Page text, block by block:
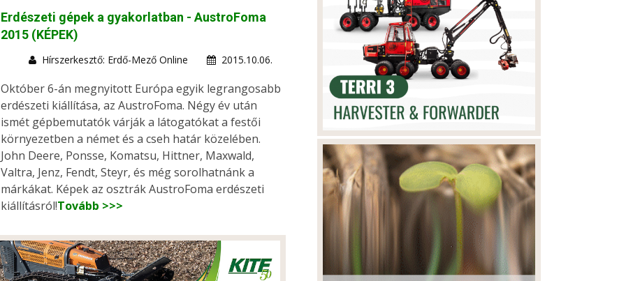
Erdészeti gépek a gyakorlatban - AustroFoma
2015 (KÉPEK)
Hírszerkesztő: Erdő-Mező Online 2015.10.06.
Október 6-án megnyitott Európa egyik legrangosabb
erdészeti kiállítása, az AustroFoma. Négy év után
ismét gépbemutatók várják a látogatókat a festői
környezetben a német és a cseh határ közelében.
John Deere, Ponsse, Komatsu, Hittner, Maxwald,
Valtra, Jenz, Fendt, Steyr, és még sorolhatnánk a
márkákat. Képek az osztrák AustroFoma erdészeti
kiállításról!Tovább >>>